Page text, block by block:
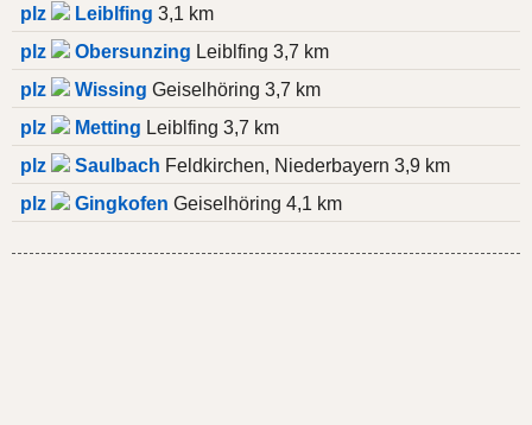
plz
Leiblfing 3,1 km
plz
Obersunzing Leiblfing 3,7 km
plz
Wissing Geiselhöring 3,7 km
plz
Metting Leiblfing 3,7 km
plz
Saulbach Feldkirchen, Niederbayern 3,9 km
plz
Gingkofen Geiselhöring 4,1 km